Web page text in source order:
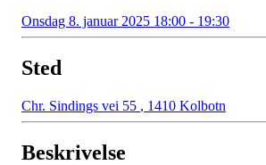
Onsdag 8. januar 2025 18:00 - 19:30
Sted
Chr. Sindings vei 55 , 1410 Kolbotn
Beskrivelse